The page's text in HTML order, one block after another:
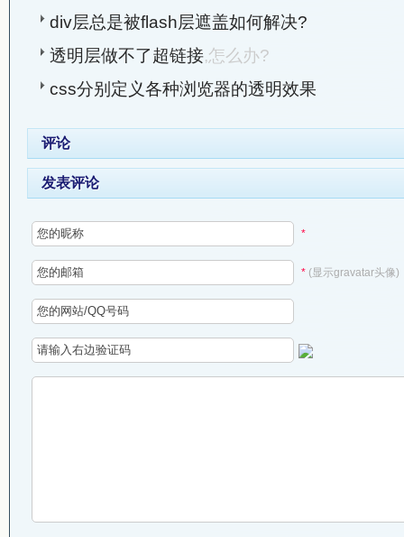
div层总是被flash层遮盖如何解决?
透明层做不了超链接,怎么办?
css分别定义各种浏览器的透明效果
评论
发表评论
*
* (显示gravatar头像)